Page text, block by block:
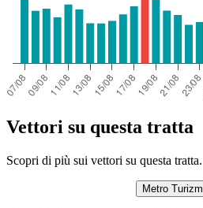
Vettori su questa tratta
Scopri di più sui vettori su questa tratta.
Metro Turizm